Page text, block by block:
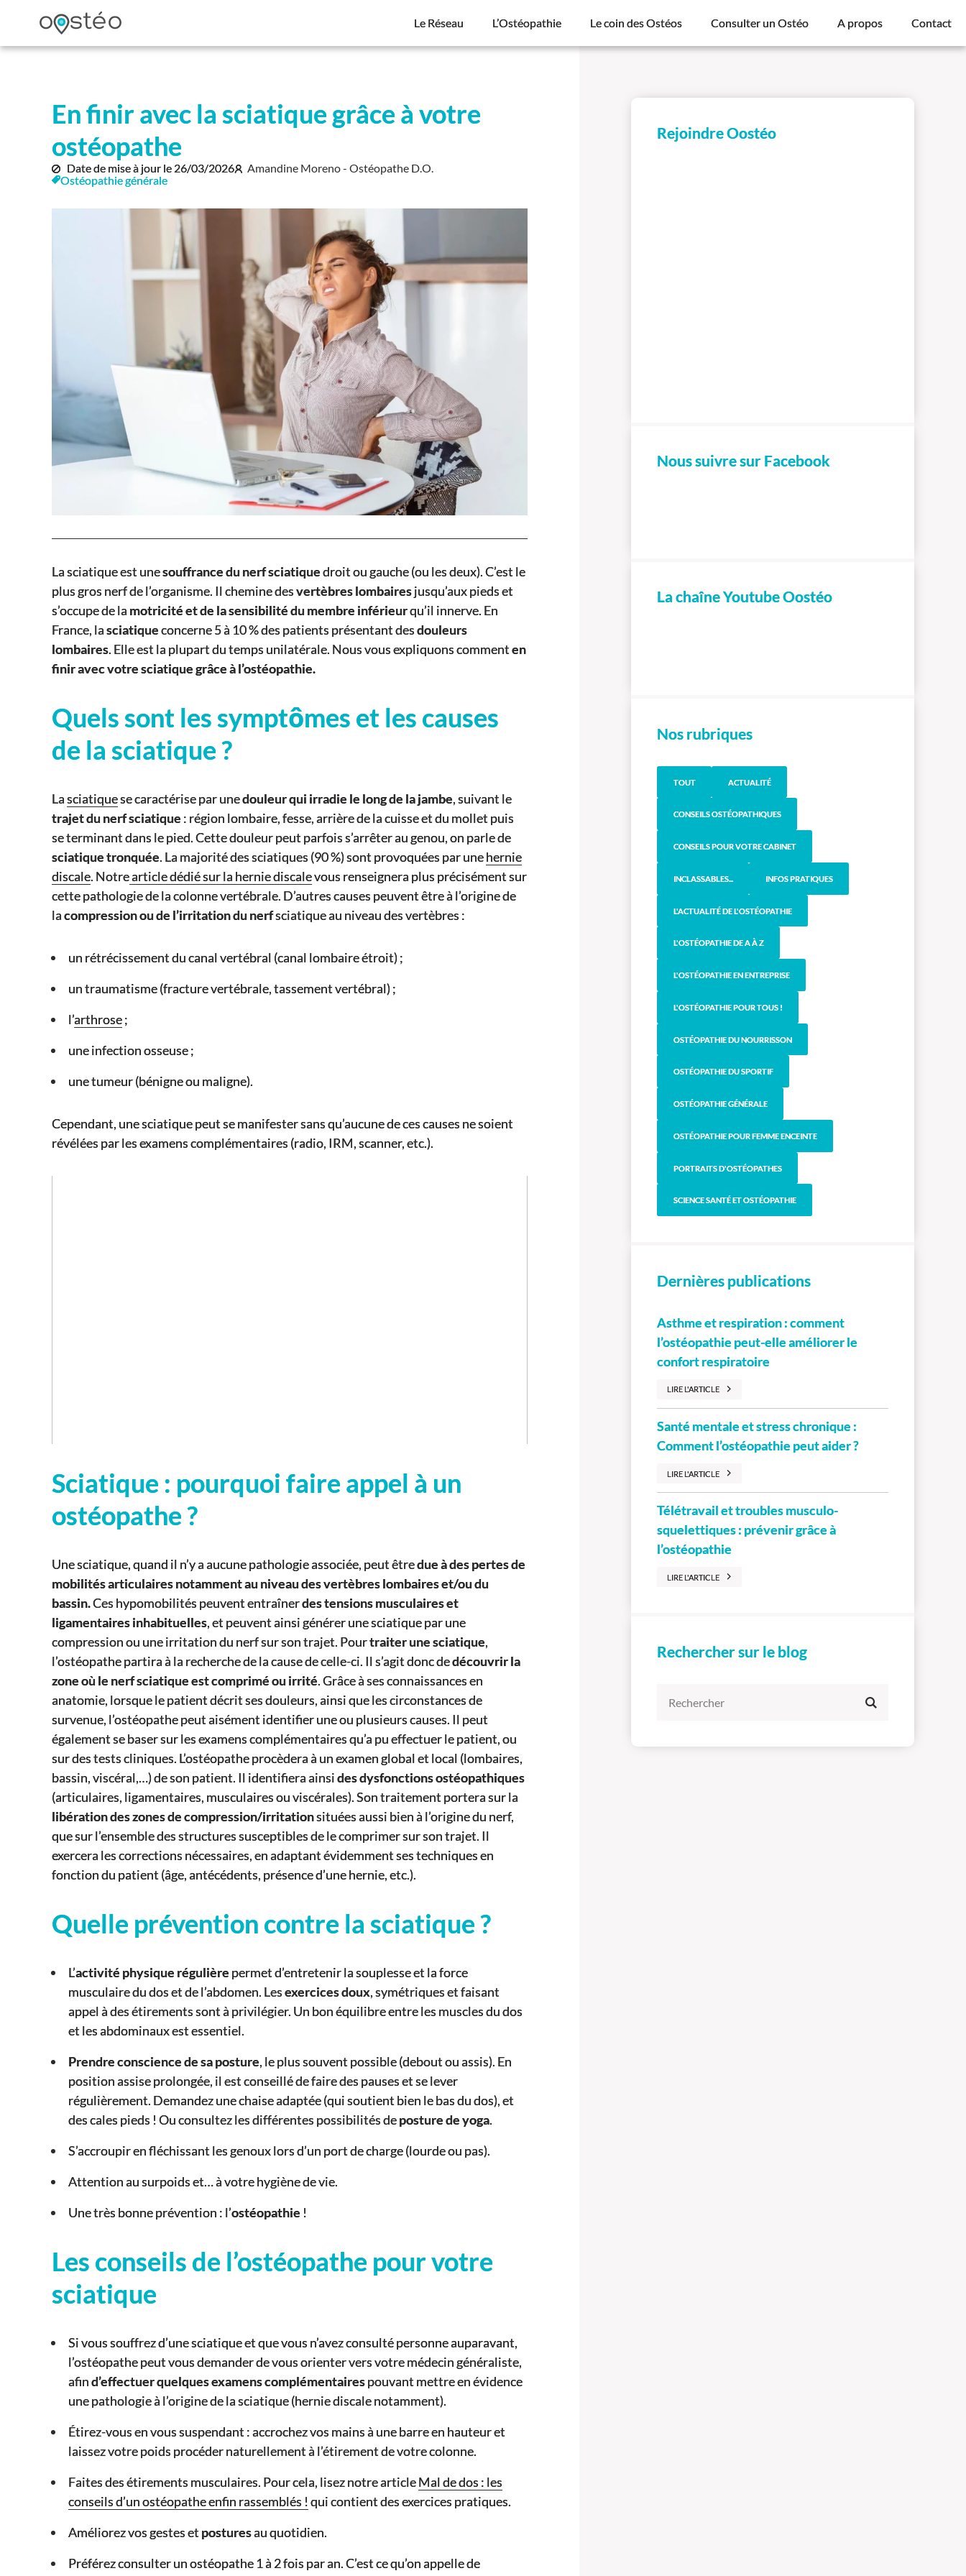
Le Réseau L’Ostéopathie Le coin des Ostéos Consulter un Ostéo A propos Contact
En finir avec la sciatique grâce à votre
ostéopathe
Date de mise à jour le 26/03/2026
Amandine Moreno - Ostéopathe D.O.
Ostéopathie générale
La sciatique est unesouffrance du nerf sciatiquedroit ou gauche (ou les deux). C’est le
plus gros nerf de l’organisme. Il chemine desvertèbres lombairesjusqu’aux pieds et
s’occupe de la motricité et de la sensibilité du membre inférieurqu’il innerve. En
France, lasciatiqueconcerne 5 à 10 % des patients présentant desdouleurs
lombaires. Elle est la plupart du temps unilatérale. Nous vous expliquons commenten
finir avec votre sciatique grâce à l’ostéopathie.
Quels sont les symptômes et les causes
de la sciatique ?
Lasciatiquese caractérise par unedouleur qui irradie le long de la jambe, suivant le
trajet du nerf sciatique : région lombaire, fesse, arrière de la cuisse et du mollet puis
se terminant dans le pied. Cette douleur peut parfois s’arrêter au genou, on parle de
sciatique tronquée. La majorité des sciatiques (90 %) sont provoquées par unehernie
discale. Notrearticle dédié sur la hernie discalevous renseignera plus précisément sur
cette pathologie de la colonne vertébrale. D’autres causes peuvent être à l’origine de
lacompression ou de l’irritation du nerfsciatique au niveau des vertèbres :
un rétrécissement du canal vertébral (canal lombaire étroit) ;
un traumatisme (fracture vertébrale, tassement vertébral) ;
l’arthrose;
une infection osseuse ;
une tumeur (bénigne ou maligne).
Cependant, une sciatique peut se manifester sans qu’aucune de ces causes ne soient
révélées par les examens complémentaires (radio, IRM, scanner, etc.).
Sciatique : pourquoi faire appel à un
ostéopathe ?
Une sciatique, quand il n’y a aucune pathologie associée, peut êtredue à des pertes de
mobilités articulaires notamment au niveau des vertèbres lombaires et/ou du
bassin.Ces hypomobilités peuvent entraînerdes tensions musculaires et
ligamentaires inhabituelles, et peuvent ainsi générer une sciatique par une
compression ou une irritation du nerf sur son trajet. Pourtraiter une sciatique,
l’ostéopathe partira à la recherche de la cause de celle-ci. Il s’agit donc dedécouvrir la
zone où le nerf sciatique est comprimé ou irrité. Grâce à ses connaissances en
anatomie, lorsque le patient décrit ses douleurs, ainsi que les circonstances de
survenue, l’ostéopathe peut aisément identifier une ou plusieurs causes. Il peut
également se baser sur les examens complémentaires qu’a pu effectuer le patient, ou
sur des tests cliniques. L’ostéopathe procèdera à un examen global et local (lombaires,
bassin, viscéral,…) de son patient. Il identifiera ainsides dysfonctions ostéopathiques
(articulaires, ligamentaires, musculaires ou viscérales). Son traitement portera sur la
libération des zones de compression/irritationsituées aussi bien à l’origine du nerf,
que sur l’ensemble des structures susceptibles de le comprimer sur son trajet. Il
exercera les corrections nécessaires, en adaptant évidemment ses techniques en
fonction du patient (âge, antécédents, présence d’une hernie, etc.).
Quelle prévention contre la sciatique ?
L’activité physique régulière permet d’entretenir la souplesse et la force
musculaire du dos et de l’abdomen. Lesexercices doux, symétriques et faisant
appel à des étirements sont à privilégier. Un bon équilibre entre les muscles du dos
et les abdominaux est essentiel.
Prendre conscience de sa posture, le plus souvent possible (debout ou assis). En
position assise prolongée, il est conseillé de faire des pauses et se lever
régulièrement. Demandez une chaise adaptée (qui soutient bien le bas du dos), et
des cales pieds ! Ou consultez les différentes possibilités deposture de yoga.
S’accroupir en fléchissant les genoux lors d’un port de charge (lourde ou pas).
Attention au surpoids et… à votre hygiène de vie.
Une très bonne prévention : l’ostéopathie !
Les conseils de l’ostéopathe pour votre
sciatique
Si vous souffrez d’une sciatique et que vous n’avez consulté personne auparavant,
l’ostéopathe peut vous demander de vous orienter vers votre médecin généraliste,
afind’effectuer quelques examens complémentairespouvant mettre en évidence
une pathologie à l’origine de la sciatique (hernie discale notamment).
Étirez-vous en vous suspendant : accrochez vos mains à une barre en hauteur et
laissez votre poids procéder naturellement à l’étirement de votre colonne.
Faites des étirements musculaires. Pour cela, lisez notre articleMal de dos : les
conseils d’un ostéopathe enfin rassemblés !qui contient des exercices pratiques.
Améliorez vos gestes et posturesau quotidien.
Préférez consulter un ostéopathe 1 à 2 fois par an. C’est ce qu’on appelle de
Rejoindre Oostéo
Nous suivre sur Facebook
La chaîne Youtube Oostéo
Nos rubriques
TOUT ACTUALITÉ
CONSEILS OSTÉOPATHIQUES
CONSEILS POUR VOTRE CABINET
INCLASSABLES... INFOS PRATIQUES
L'ACTUALITÉ DE L'OSTÉOPATHIE
L'OSTÉOPATHIE DE A À Z
L'OSTÉOPATHIE EN ENTREPRISE
L'OSTÉOPATHIE POUR TOUS !
OSTÉOPATHIE DU NOURRISSON
OSTÉOPATHIE DU SPORTIF
OSTÉOPATHIE GÉNÉRALE
OSTÉOPATHIE POUR FEMME ENCEINTE
PORTRAITS D'OSTÉOPATHES
SCIENCE SANTÉ ET OSTÉOPATHIE
Dernières publications
Asthme et respiration : comment
l’ostéopathie peut-elle améliorer le
confort respiratoire
LIRE L'ARTICLE
Santé mentale et stress chronique :
Comment l’ostéopathie peut aider ?
LIRE L'ARTICLE
Télétravail et troubles musculo-
squelettiques : prévenir grâce à
l’ostéopathie
LIRE L'ARTICLE
Rechercher sur le blog